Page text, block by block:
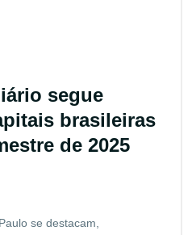
segue
brasileiras
de 2025
se destacam,